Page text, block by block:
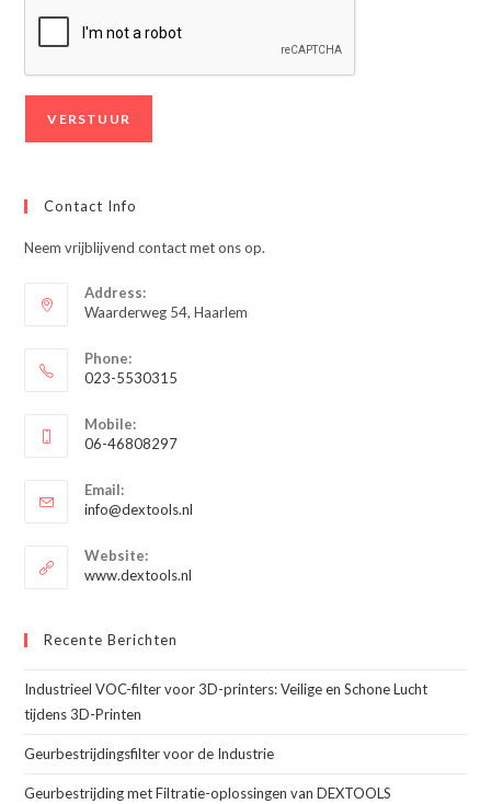
Contact Info
Neem vrijblijvend contact met ons op.
Address:
Waarderweg 54, Haarlem
Phone:
023-5530315
in
je
toepassing
Mobile:
06-46808297
in
je
toepassing
Email:
info@dextools.nl
Website:
www.dextools.nl
Recente Berichten
Industrieel VOC-filter voor 3D-printers: Veilige en Schone Lucht
tijdens 3D-Printen
Geurbestrijdingsfilter voor de Industrie
Geurbestrijding met Filtratie-oplossingen van DEXTOOLS